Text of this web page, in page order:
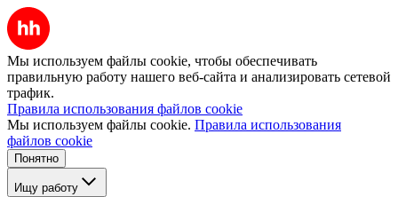
Мы используем файлы cookie, чтобы обеспечивать
правильную работу нашего веб-сайта и анализировать сетевой
трафик.
Правила использования файлов cookie
Мы используем файлы cookie. Правила использования
файлов cookie
Понятно
Ищу работу